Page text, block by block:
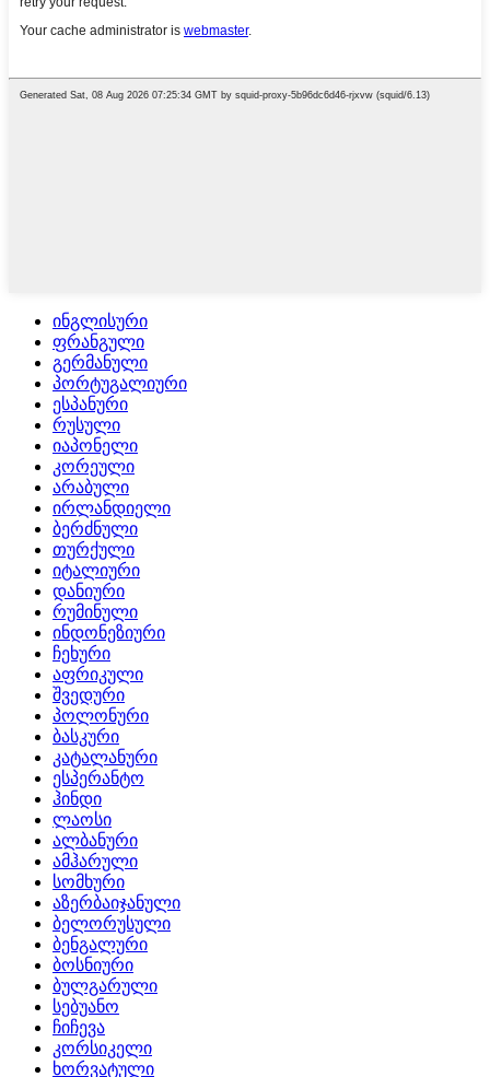
ინგლისური
ფრანგული
გერმანული
პორტუგალიური
ესპანური
რუსული
იაპონელი
კორეული
არაბული
ირლანდიელი
ბერძნული
თურქული
იტალიური
დანიური
რუმინული
ინდონეზიური
ჩეხური
აფრიკული
შვედური
პოლონური
ბასკური
კატალანური
ესპერანტო
ჰინდი
ლაოსი
ალბანური
ამჰარული
სომხური
აზერბაიჯანული
ბელორუსული
ბენგალური
ბოსნიური
ბულგარული
სებუანო
ჩიჩევა
კორსიკელი
ხორვატული